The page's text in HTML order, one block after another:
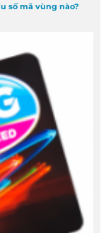
số mã vùng nào?